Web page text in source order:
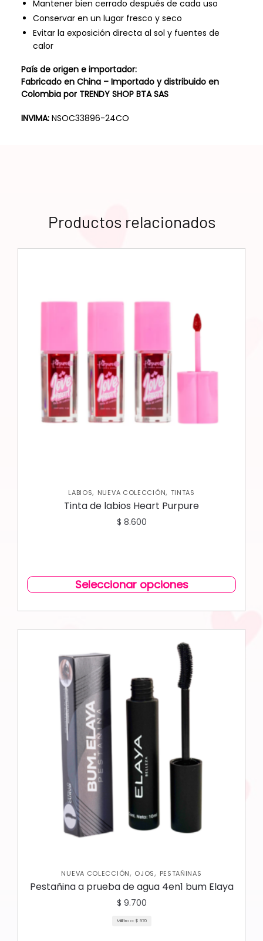
Mantener bien cerrado después de cada uso
Conservar en un lugar fresco y seco
Evitar la exposición directa al sol y fuentes de
calor
País de origen e importador:
Fabricado en China – Importado y distribuido en
Colombia por TRENDY SHOP BTA SAS
INVIMA:NSOC33896-24CO
Productos relacionados
LABIOS, NUEVA COLECCIÓN, TINTAS
Tinta de labios Heart Purpure
$ 8.600
Seleccionar opciones
NUEVA COLECCIÓN, OJOS, PESTAÑINAS
Pestañina a prueba de agua 4en1 bum Elaya
$ 9.700
Mililitro a: $ 970